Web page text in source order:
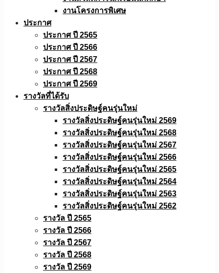
งานโครงการพิเศษ
ประกาศ
ประกาศ ปี 2565
ประกาศ ปี 2566
ประกาศ ปี 2567
ประกาศ ปี 2568
ประกาศ ปี 2569
รางวัลที่ได้รับ
รางวัลสิ่งประดิษฐ์คนรุ่นใหม่
รางวัลสิ่งประดิษฐ์คนรุ่นใหม่ 2569
รางวัลสิ่งประดิษฐ์คนรุ่นใหม่ 2568
รางวัลสิ่งประดิษฐ์คนรุ่นใหม่ 2567
รางวัลสิ่งประดิษฐ์คนรุ่นใหม่ 2566
รางวัลสิ่งประดิษฐ์คนรุ่นใหม่ 2565
รางวัลสิ่งประดิษฐ์คนรุ่นใหม่ 2564
รางวัลสิ่งประดิษฐ์คนรุ่นใหม่ 2563
รางวัลสิ่งประดิษฐ์คนรุ่นใหม่ 2562
รางวัล ปี 2565
รางวัล ปี 2566
รางวัล ปี 2567
รางวัล ปี 2568
รางวัล ปี 2569